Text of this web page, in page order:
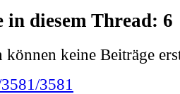
in diesem Thread: 6
keine Beiträge
3581